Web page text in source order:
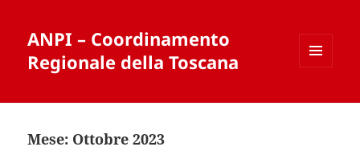
ANPI – Coordinamento
Regionale della Toscana
WIDGET
Mese: Ottobre 2023